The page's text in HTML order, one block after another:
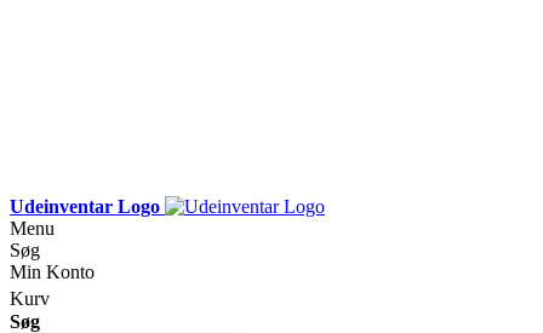
Udeinventar Logo
Menu
Søg
Min Konto
Kurv
Søg